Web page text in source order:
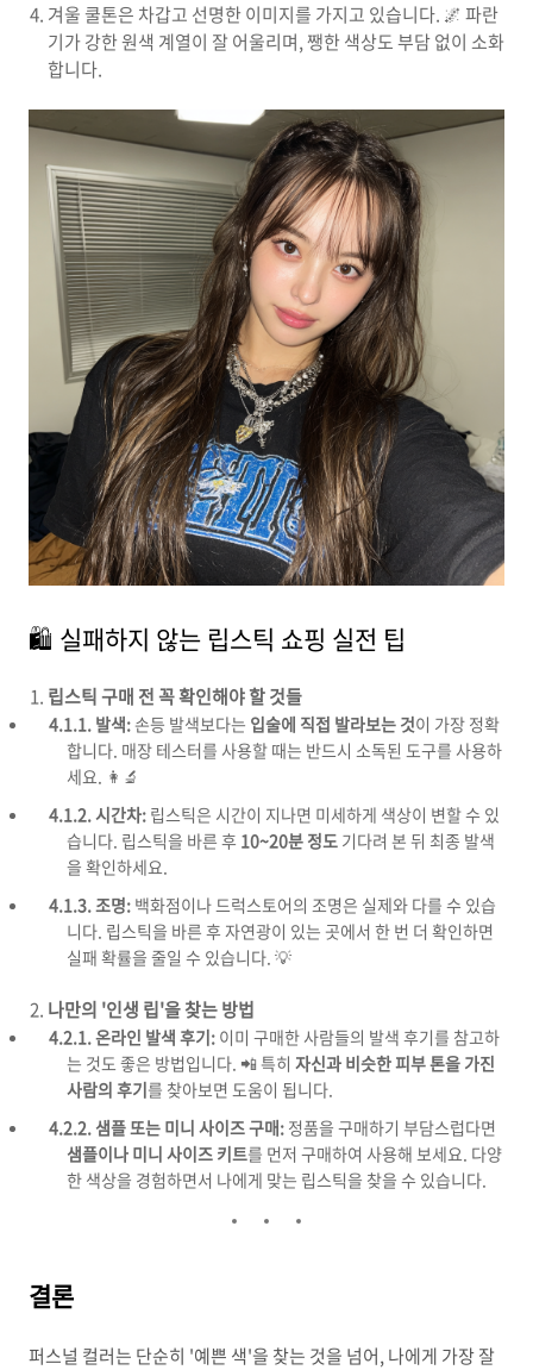
겨울 쿨톤은 차갑고 선명한 이미지를 가지고 있습니다. 🌌 파란
기가 강한 원색 계열이 잘 어울리며, 쨍한 색상도 부담 없이 소화
합니다.
🛍️ 실패하지 않는 립스틱 쇼핑 실전 팁
립스틱 구매 전 꼭 확인해야 할 것들
4.1.1. 발색:손등 발색보다는 입술에 직접 발라보는 것이 가장 정확
합니다. 매장 테스터를 사용할 때는 반드시 소독된 도구를 사용하
세요. 👩‍🔬
4.1.2. 시간차: 립스틱은 시간이 지나면 미세하게 색상이 변할 수 있
습니다. 립스틱을 바른 후 10~20분 정도 기다려 본 뒤 최종 발색
을 확인하세요.
4.1.3. 조명: 백화점이나 드럭스토어의 조명은 실제와 다를 수 있습
니다. 립스틱을 바른 후 자연광이 있는 곳에서 한 번 더 확인하면
실패 확률을 줄일 수 있습니다. 💡
나만의 '인생 립'을 찾는 방법
4.2.1. 온라인 발색 후기: 이미 구매한 사람들의 발색 후기를 참고하
는 것도 좋은 방법입니다. 📲 특히 자신과 비슷한 피부 톤을 가진
사람의 후기를 찾아보면 도움이 됩니다.
4.2.2. 샘플 또는 미니 사이즈 구매: 정품을 구매하기 부담스럽다면
샘플이나 미니 사이즈 키트를 먼저 구매하여 사용해 보세요. 다양
한 색상을 경험하면서 나에게 맞는 립스틱을 찾을 수 있습니다.
결론
퍼스널 컬러는 단순히 '예쁜 색'을 찾는 것을 넘어, 나에게 가장 잘